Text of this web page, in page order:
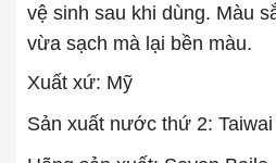
vệ sinh sau khi dùng. Màu
vừa sạch mà lại bền màu.
Xuất xứ: Mỹ
Sản xuất nước thứ 2: